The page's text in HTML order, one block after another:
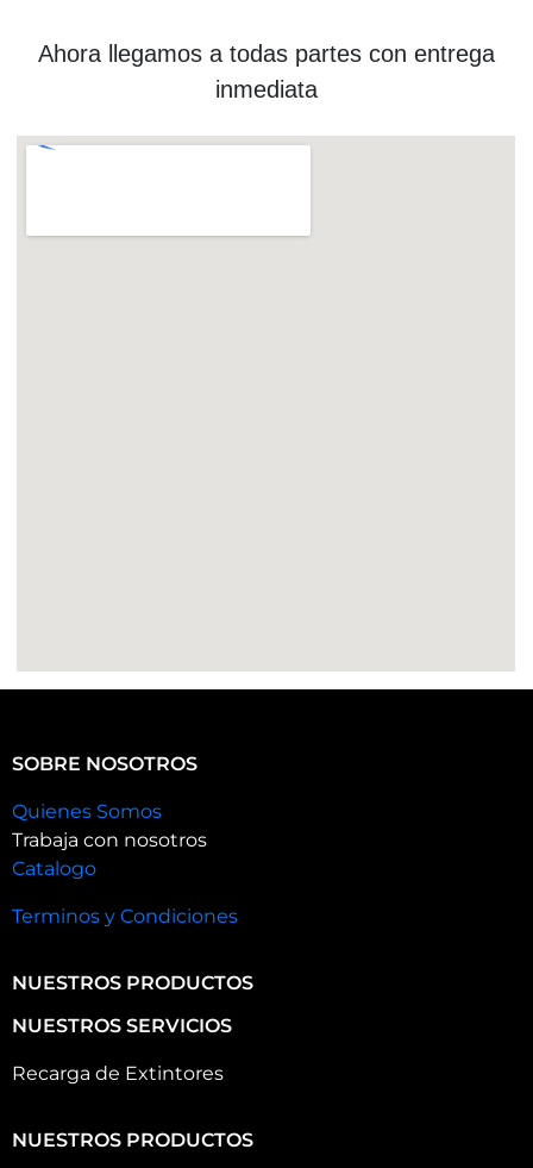
Ahora llegamos a todas partes con entrega
inmediata
SOBRE NOSOTROS
Quienes Somos
Trabaja con nosotros
Catalogo
Terminos y Condiciones
NUESTROS PRODUCTOS
NUESTROS SERVICIOS
Recarga de Extintores
NUESTROS PRODUCTOS